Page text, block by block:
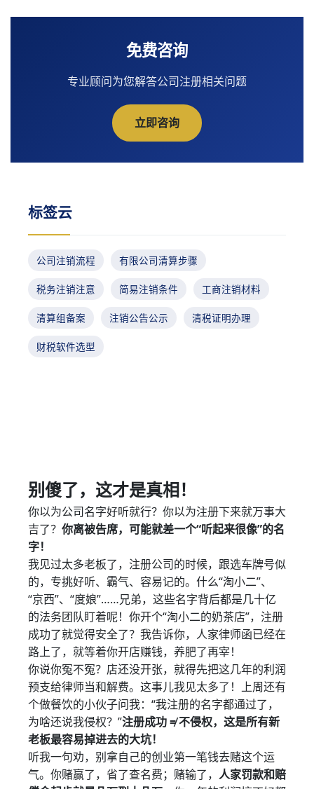
别傻了，这才是真相！
你以为公司名字好听就行？你以为注册下来就万事大
吉了？ 你离被告席，可能就差一个“听起来很像”的名
字！
我见过太多老板了，注册公司的时候，跟选车牌号似
的，专挑好听、霸气、容易记的。什么“淘小二”、
“京西”、“度娘”……兄弟，这些名字背后都是几十亿
的法务团队盯着呢！你开个“淘小二的奶茶店”，注册
成功了就觉得安全了？我告诉你，人家律师函已经在
路上了，就等着你开店赚钱，养肥了再宰！
你说你冤不冤？店还没开张，就得先把这几年的利润
预支给律师当和解费。这事儿我见太多了！上周还有
个做餐饮的小伙子问我：“我注册的名字都通过了，
为啥还说我侵权？”注册成功 ≠ 不侵权，这是所有新
老板最容易掉进去的大坑！
听我一句劝，别拿自己的创业第一笔钱去赌这个运
气。你赌赢了，省了查名费；赌输了， 人家罚款和赔
免费咨询
专业顾问为您解答公司注册相关问题
立即咨询
标签云
公司注销流程 有限公司清算步骤
税务注销注意 简易注销条件 工商注销材料
清算组备案 注销公告公示 清税证明办理
财税软件选型